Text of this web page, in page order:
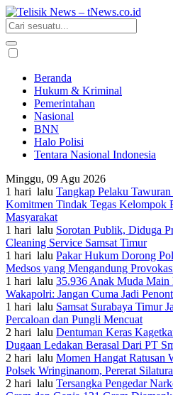
Beranda
Hukum & Kriminal
Pemerintahan
Nasional
BNN
Halo Polisi
Tentara Nasional Indonesia
Minggu, 09 Agu 2026
1 hari lalu Tangkap Pelaku
Komitmen Tindak Tegas Kelompok
Masyarakat
1 hari lalu Sorotan Publik, Diduga
Cleaning Service Samsat Timur
1 hari lalu Pakar Hukum Dorong
Medsos yang Mengandung
1 hari lalu 35.936 Anak Muda
Wakapolri: Jangan Cuma Jadi
1 hari lalu Samsat Surabaya Timur
Percaloan dan Pungli Mencuat
2 hari lalu Dentuman Keras
Dugaan Ledakan Berasal Dari PT
2 hari lalu Momen Hangat Ratusan
Polsek Wringinanom, Pererat
2 hari lalu Tersangka Pengedar